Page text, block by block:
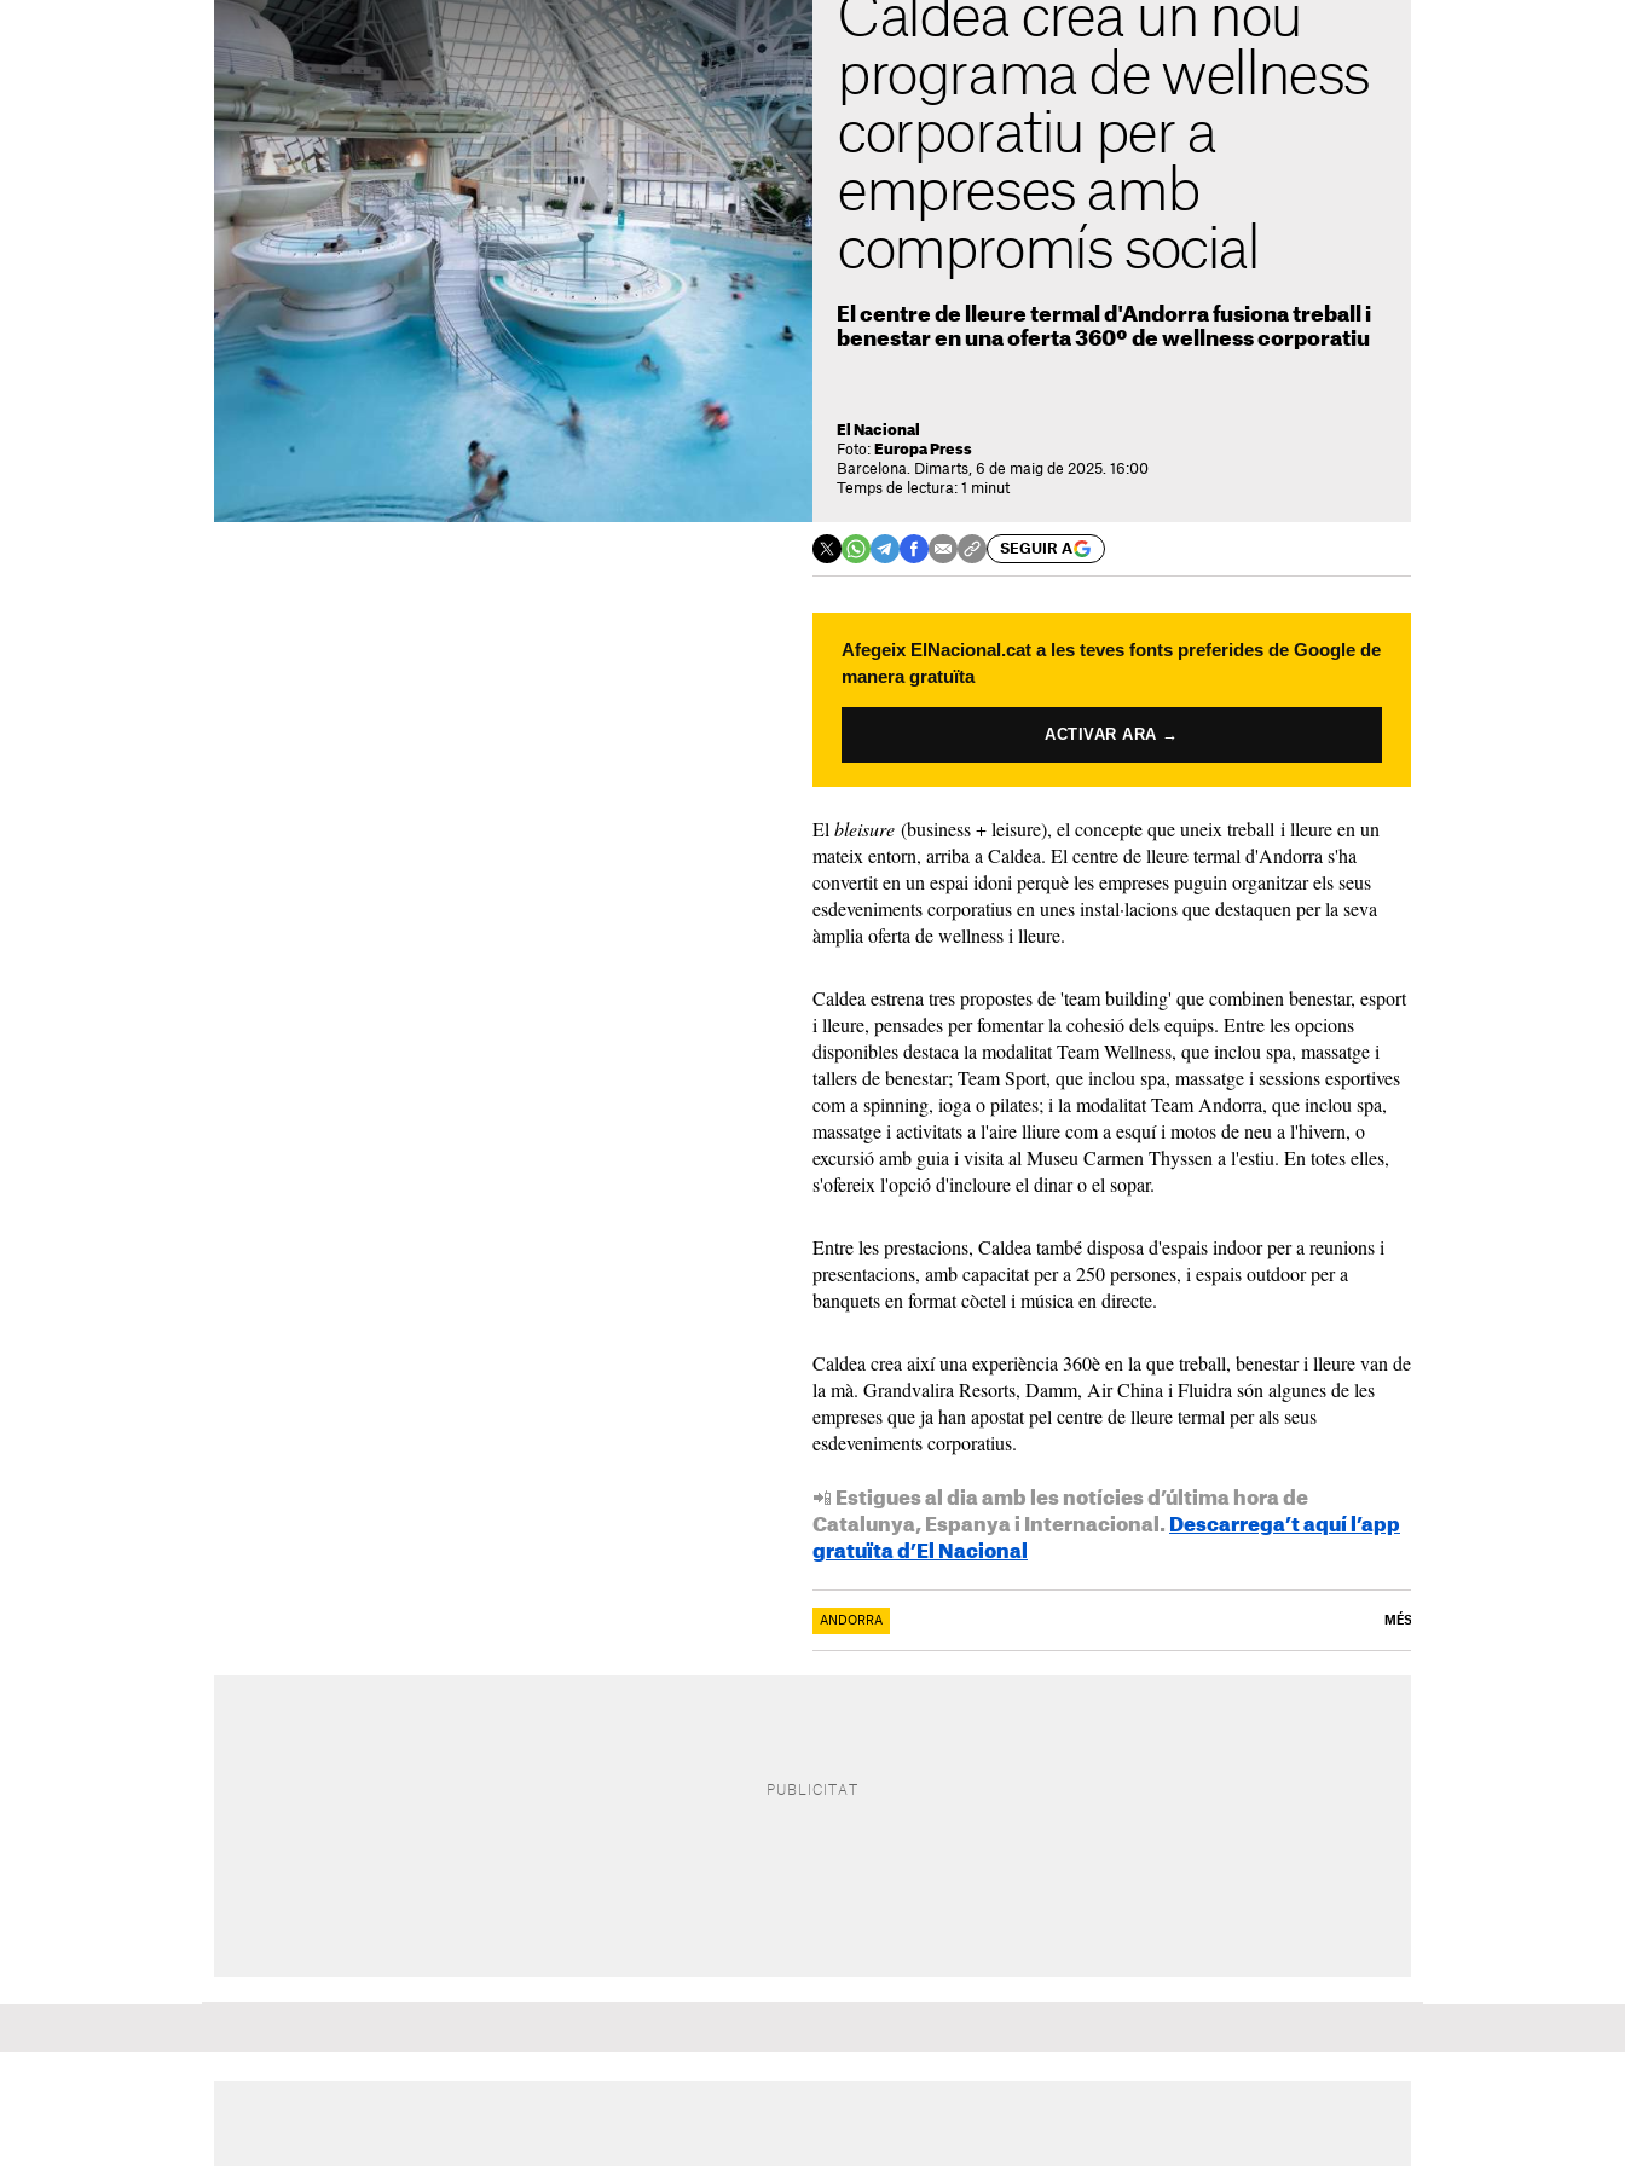
Caldea crea un nou
programa de wellness
corporatiu per a
empreses amb
compromís social
El centre de lleure termal d'Andorra fusiona treball i
benestar en una oferta 360º de wellness corporatiu
El Nacional
Foto: Europa Press
Barcelona. Dimarts, 6 de maig de 2025. 16:00
Temps de lectura: 1 minut
SEGUIR A
Afegeix ElNacional.cat a les teves fonts preferides de Google de
manera gratuïta
ACTIVAR ARA →
El bleisure (business + leisure), el concepte que uneix treball i lleure en un
mateix entorn, arriba a Caldea. El centre de lleure termal d'Andorra s'ha
convertit en un espai idoni perquè les empreses puguin organitzar els seus
esdeveniments corporatius en unes instal·lacions que destaquen per la seva
àmplia oferta de wellness i lleure.
Caldea estrena tres propostes de 'team building' que combinen benestar, esport
i lleure, pensades per fomentar la cohesió dels equips. Entre les opcions
disponibles destaca la modalitat Team Wellness, que inclou spa, massatge i
tallers de benestar; Team Sport, que inclou spa, massatge i sessions esportives
com a spinning, ioga o pilates; i la modalitat Team Andorra, que inclou spa,
massatge i activitats a l'aire lliure com a esquí i motos de neu a l'hivern, o
excursió amb guia i visita al Museu Carmen Thyssen a l'estiu. En totes elles,
s'ofereix l'opció d'incloure el dinar o el sopar.
Entre les prestacions, Caldea també disposa d'espais indoor per a reunions i
presentacions, amb capacitat per a 250 persones, i espais outdoor per a
banquets en format còctel i música en directe.
Caldea crea així una experiència 360è en la que treball, benestar i lleure van de
la mà. Grandvalira Resorts, Damm, Air China i Fluidra són algunes de les
empreses que ja han apostat pel centre de lleure termal per als seus
esdeveniments corporatius.
📲 Estigues al dia amb les notícies d’última hora de
Catalunya, Espanya i Internacional. Descarrega’t aquí l’app
gratuïta d’El Nacional
ANDORRA MÉS